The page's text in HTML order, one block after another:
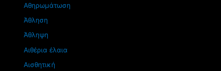
Αθηρωμάτωση
Άθληση
Άθληψη
Αιθέρια έλαια
Αισθητική